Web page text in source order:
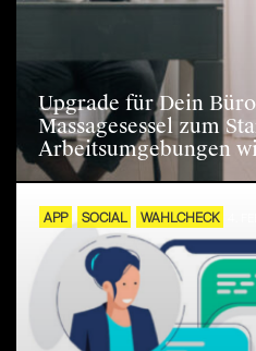
Upgrade für Dein
Massagesessel zum
Arbeitsumgebungen
APP SOCIAL WAHLCHECK